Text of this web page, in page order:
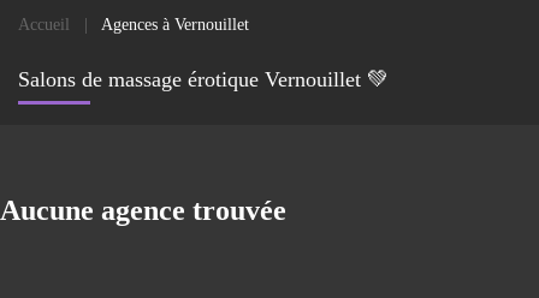
Accueil Agences à Vernouillet
Salons de massage érotique Vernouillet 💚
Aucune agence trouvée